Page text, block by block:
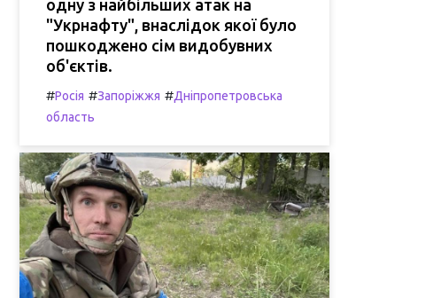
одну з найбільших атак на
"Укрнафту", внаслідок якої було
пошкоджено сім видобувних
об'єктів.
#Росія #Запоріжжя #Дніпропетровська
область